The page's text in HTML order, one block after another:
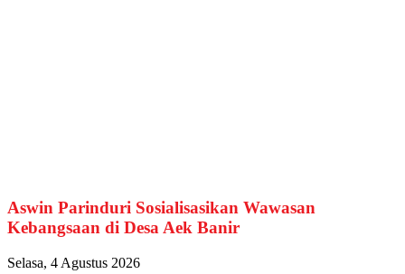
Aswin Parinduri Sosialisasikan Wawasan
Kebangsaan di Desa Aek Banir
Selasa, 4 Agustus 2026